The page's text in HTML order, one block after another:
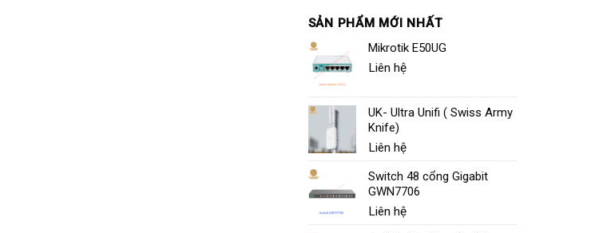
SẢN PHẨM MỚI NHẤT
Mikrotik E50UG
Liên hệ
UK- Ultra Unifi ( Swiss Army
Knife)
Liên hệ
Switch 48 cổng Gigabit
GWN7706
Liên hệ